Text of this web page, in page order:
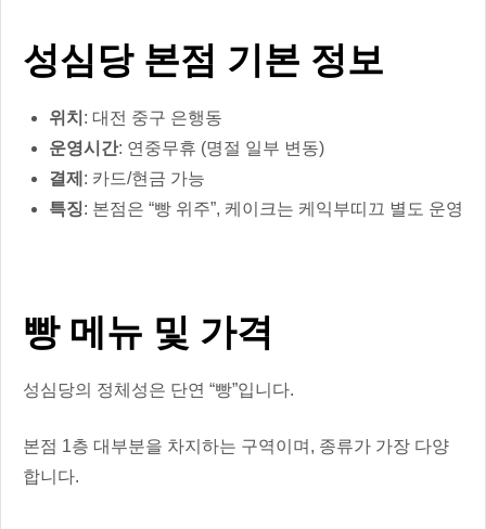
성심당 본점 기본 정보
위치 : 대전 중구 은행동
운영시간: 연중무휴 (명절 일부 변동)
결제 : 카드/현금 가능
특징: 본점은 “빵 위주”, 케이크는 케익부띠끄 별도 운영
빵 메뉴 및 가격
성심당의 정체성은 단연 “빵”입니다.
본점 1층 대부분을 차지하는 구역이며, 종류가 가장 다양
합니다.